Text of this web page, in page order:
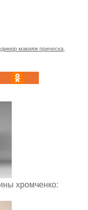
макияж прическа
хромченко: